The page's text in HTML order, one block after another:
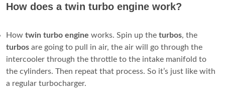
How does a twin turbo engine work?
How twin turbo engine works. Spin up the turbos, the
turbos are going to pull in air, the air will go through the
intercooler through the throttle to the intake manifold to
the cylinders. Then repeat that process. So it’s just like with
a regular turbocharger.